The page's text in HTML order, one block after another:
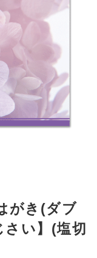
がき(ダブ
い】(塩切